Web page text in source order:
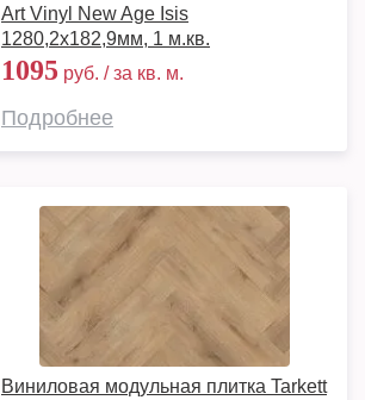
Art Vinyl New Age Isis
1280,2х182,9мм, 1 м.кв.
1095 руб. / за кв. м.
Подробнее
Виниловая модульная плитка Tarkett